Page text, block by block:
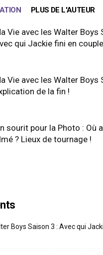
PLUS DE L'AUTEUR
Vie avec les Walter Boys
qui Jackie fini en
Vie avec les Walter Boys
de la fin !
sourit pour la Photo : Où
? Lieux de tournage !
Boys Saison 3 : Avec qui